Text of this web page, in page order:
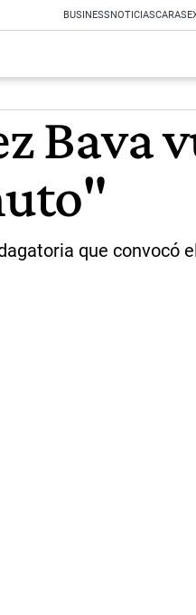
BUSINESSNOTICIASCARAS
Bava
que convocó